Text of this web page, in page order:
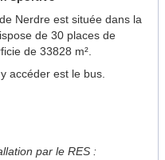
Nerdre est située dans la
de 30 places de
de 33828 m².
accéder est le bus.
par le RES :